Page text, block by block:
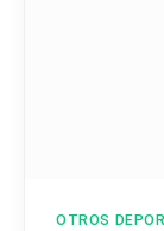
OTROS